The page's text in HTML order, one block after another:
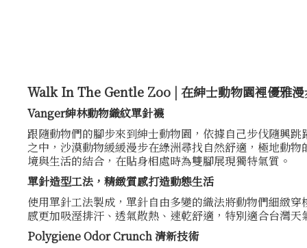
Walk In The Gentle Zoo | 在紳士動物園裡優雅漫
Vanger紳林動物織紋單針襪
跟隨動物們的腳步來到紳士動物園，依據自己步伐隨興
之中，沙漠動物緩緩漫步在綠洲尋找自然舒適，極地動
境與生活的結合，在貼身相處時為雙腳展現獨特氣質。
單針造型工法，精緻質感打造動態生活
使用單針工法製成，單針自由多變的織法將動物們細緻
感更加吸溼排汗、透氣散熱、速乾舒適，特別適合台灣
Polygiene Odor Crunch 清新技術